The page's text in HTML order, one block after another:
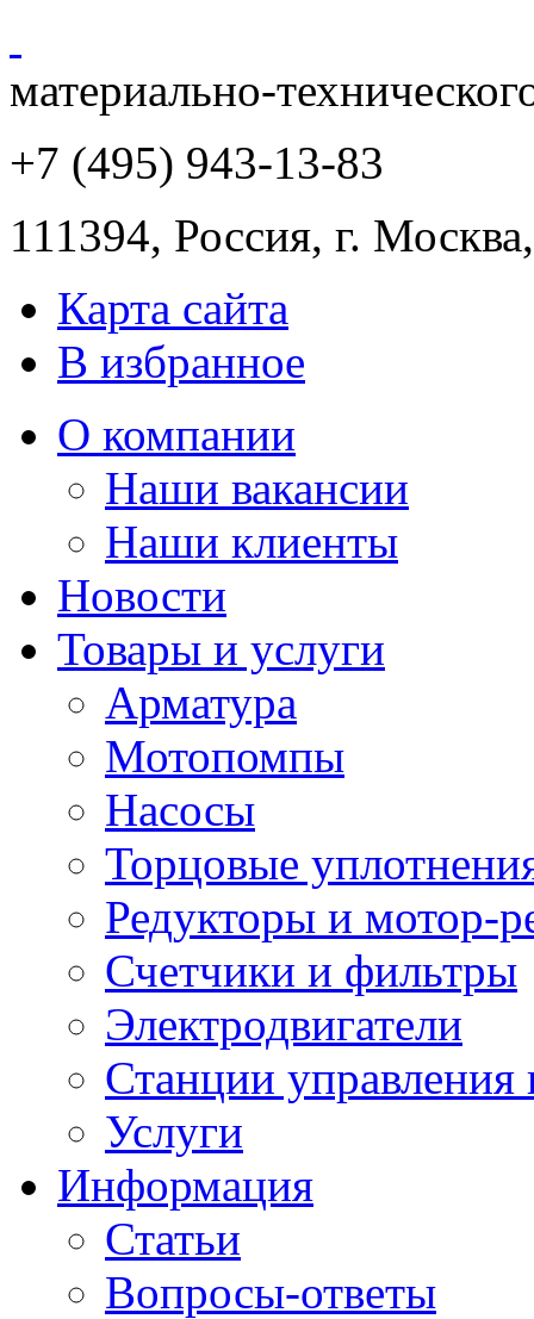
материально-
+7 (495) 943-13-83
111394, Россия, г. Москва
Карта сайта
В избранное
О компании
Наши вакансии
Наши клиенты
Новости
Товары и услуги
Арматура
Мотопомпы
Насосы
Торцовые
Редукторы и мотор-
Счетчики и фильтры
Электродвигатели
Станции управления
Услуги
Информация
Статьи
Вопросы-ответы